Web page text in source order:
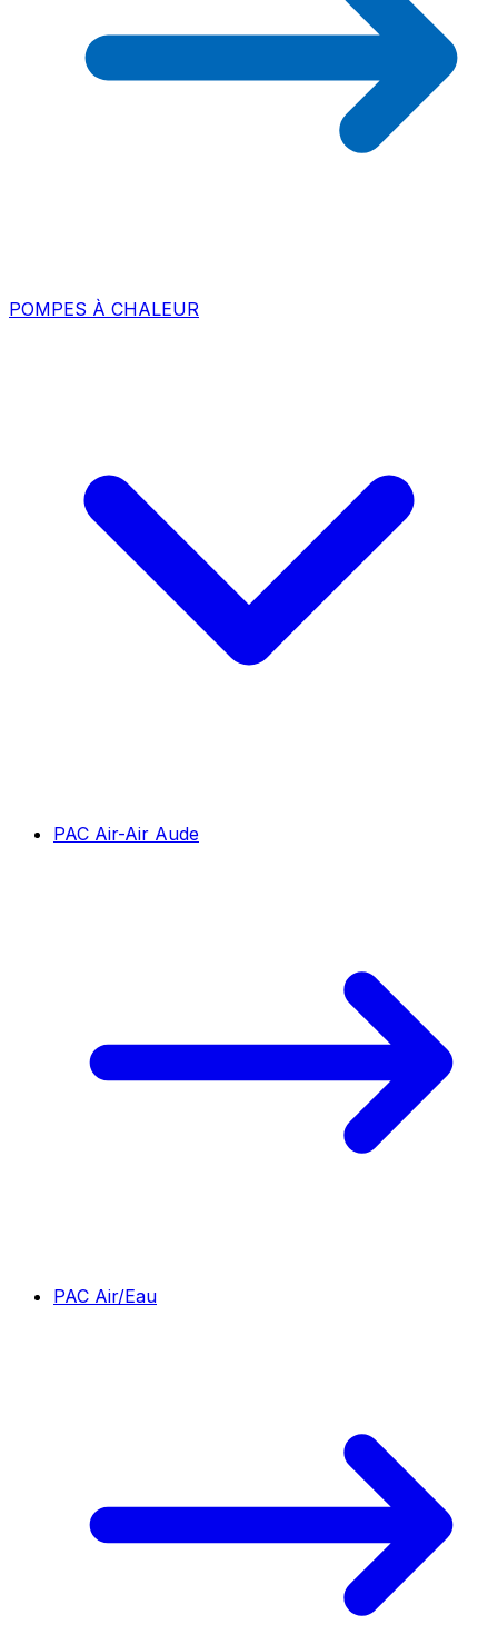
POMPES À CHALEUR
PAC Air-Air Aude
PAC Air/Eau